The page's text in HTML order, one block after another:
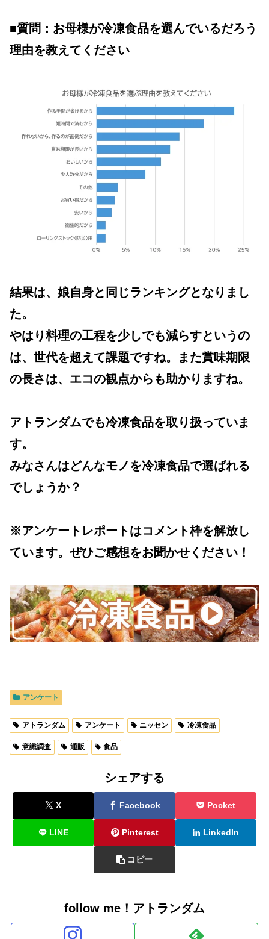
■質問：お母様が冷凍食品を選んでいるだろう
理由を教えてください
結果は、娘自身と同じランキングとなりまし
た。
やはり料理の工程を少しでも減らすというの
は、世代を超えて課題ですね。また賞味期限
の長さは、エコの観点からも助かりますね。
アトランダムでも冷凍食品を取り扱っていま
す。
みなさんはどんなモノを冷凍食品で選ばれる
でしょうか？
※アンケートレポートはコメント枠を解放し
ています。ぜひご感想をお聞かせください！
アンケート
アトランダム アンケート ニッセン 冷凍食品
意識調査 通販 食品
シェアする
X Facebook Pocket
LINE Pinterest LinkedIn
コピー
follow me！アトランダム